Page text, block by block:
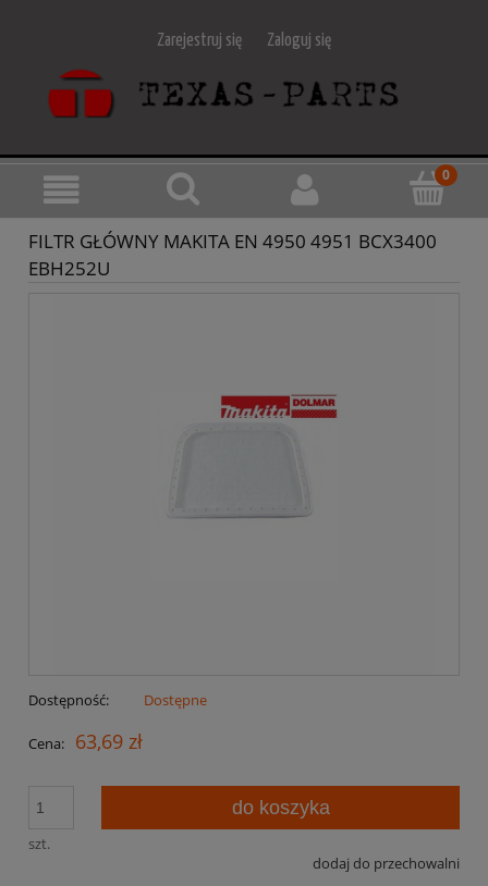
Zarejestruj się Zaloguj się
FILTR GŁÓWNY MAKITA EN 4950 4951 BCX3400
EBH252U
Dostępność: Dostępne
Cena: 63,69 zł
szt.
do koszyka
dodaj do przechowalni